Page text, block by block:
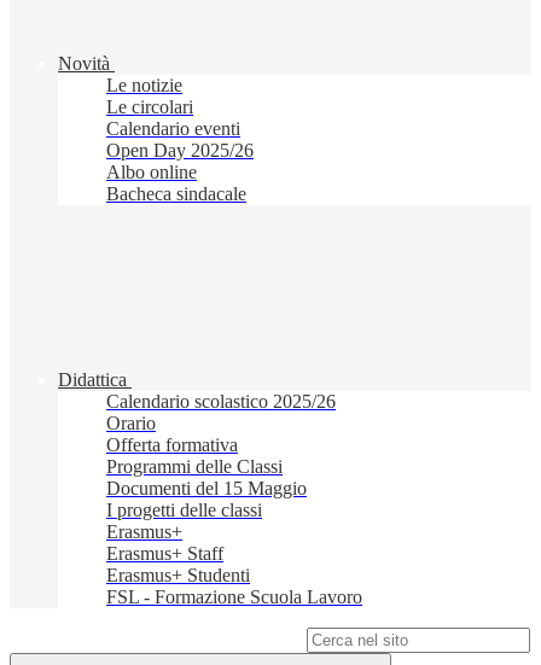
Novità
Le notizie
Le circolari
Calendario eventi
Open Day 2025/26
Albo online
Bacheca sindacale
Didattica
Calendario scolastico 2025/26
Orario
Offerta formativa
Programmi delle Classi
Documenti del 15 Maggio
I progetti delle classi
Erasmus+
Erasmus+ Staff
Erasmus+ Studenti
FSL - Formazione Scuola Lavoro